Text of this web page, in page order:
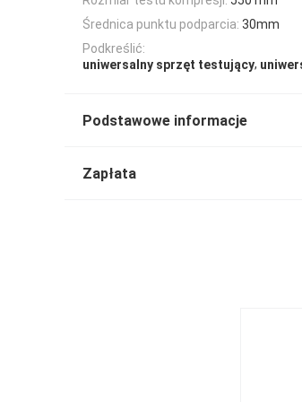
Średnica punktu podparcia: 30mm
Podkreślić:
uniwersalny sprzęt testujący,
Podstawowe informacje
Zapłata